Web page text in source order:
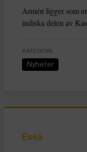
Armén ligger som
indiska delen av
KATEGORI
Nyheter
Essä